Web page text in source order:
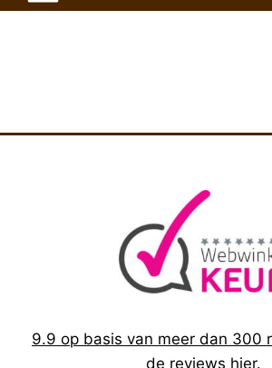
9.9 op basis van meer dan 300
de reviews hier.